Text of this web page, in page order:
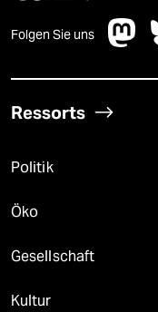
Folgen Sie uns
Ressorts
Politik
Öko
Gesellschaft
Kultur